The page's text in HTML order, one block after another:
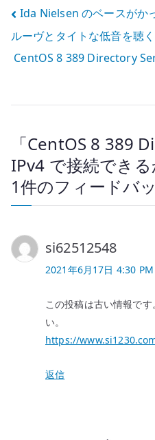
投
稿
ナ
ビ
ゲ
ー
シ
ョ
ン
Ida Nielsen のベースがか
ルーヴとタイトな低音を聴く
CentOS 8 389 Directory
「CentOS 8 389
IPv4 で接続でき
1件のフィードバ
si62512548
2021年6月17日 4:30 PM
この投稿は古い情報で
い。
https://
返信